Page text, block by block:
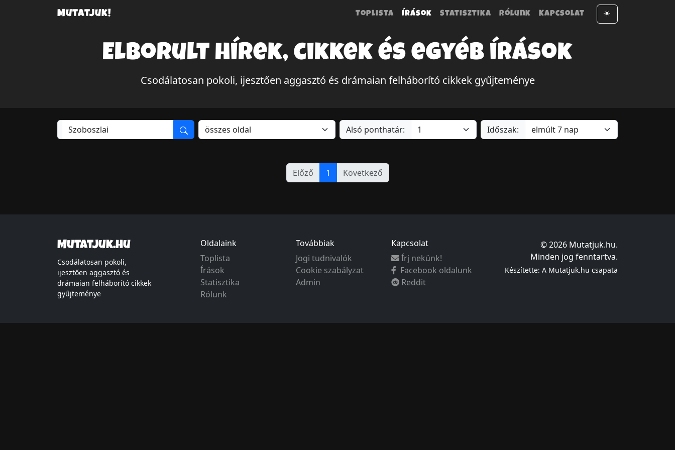
Mutatjuk! Toplista Írások Statisztika Rólunk Kapcsolat ☀️
Elborult hírek, cikkek és egyéb írások
Csodálatosan pokoli, ijesztően aggasztó és drámaian felháborító cikkek gyűjteménye
Alsó ponthatár: Időszak:
Előző 1 Következő
Mutatjuk.hu
Csodálatosan pokoli,
ijesztően aggasztó és
drámaian felháborító cikkek
gyűjteménye
Oldalaink
Toplista
Írások
Statisztika
Rólunk
Továbbiak
Jogi tudnivalók
Cookie szabályzat
Admin
Kapcsolat
Írj nekünk!
Facebook oldalunk
Reddit
© 2026 Mutatjuk.hu.
Minden jog fenntartva.
Készítette: A Mutatjuk.hu csapata